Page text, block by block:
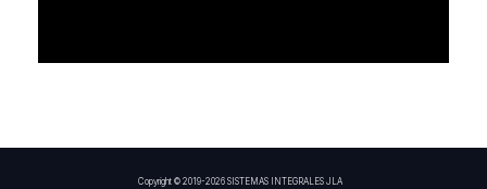
Copyright © 2019-2026 SISTEMAS INTEGRALES JLA